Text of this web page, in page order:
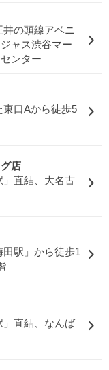
井の頭線アベニ
ャス渋谷マー
ンター
東口Aから徒歩5
店
直結、大名古
田駅」から徒歩1
直結、なんば